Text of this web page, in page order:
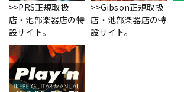
>>PRS正規取扱
店・池部楽器店の特
設サイト。
>>Gibson正規取扱
店・池部楽器店の特
設サイト。